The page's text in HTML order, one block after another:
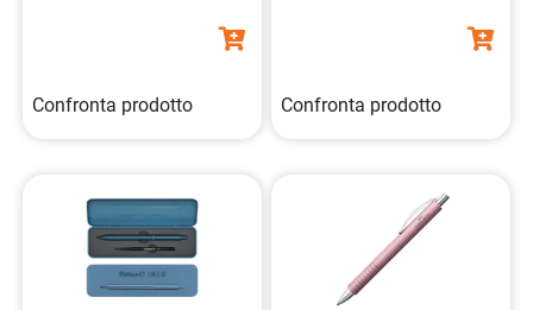
Confronta prodotto Confronta prodotto